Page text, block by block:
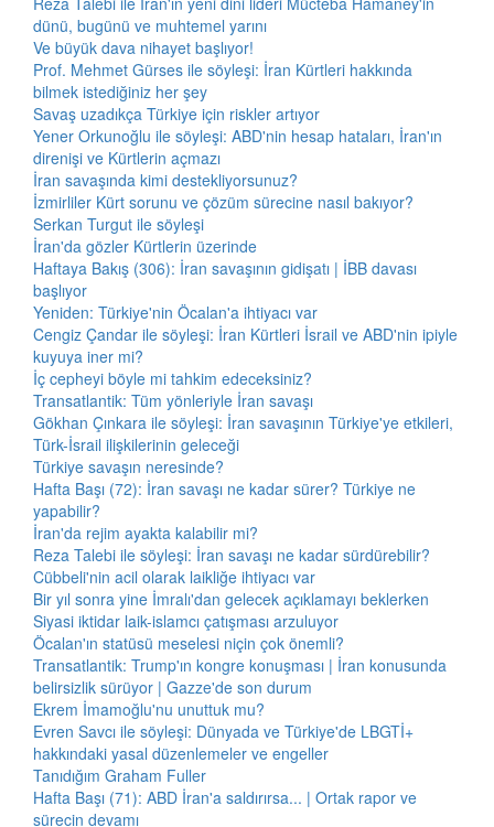
dünü, bugünü ve muhtemel yarını
Ve büyük dava nihayet başlıyor!
Prof. Mehmet Gürses ile söyleşi: İran Kürtleri hakkında
bilmek istediğiniz her şey
Savaş uzadıkça Türkiye için riskler artıyor
Yener Orkunoğlu ile söyleşi: ABD'nin hesap hataları, İran'ın
direnişi ve Kürtlerin açmazı
İran savaşında kimi destekliyorsunuz?
İzmirliler Kürt sorunu ve çözüm sürecine nasıl bakıyor?
Serkan Turgut ile söyleşi
İran'da gözler Kürtlerin üzerinde
Haftaya Bakış (306): İran savaşının gidişatı | İBB davası
başlıyor
Yeniden: Türkiye'nin Öcalan'a ihtiyacı var
Cengiz Çandar ile söyleşi: İran Kürtleri İsrail ve ABD'nin ipiyle
kuyuya iner mi?
İç cepheyi böyle mi tahkim edeceksiniz?
Transatlantik: Tüm yönleriyle İran savaşı
Gökhan Çınkara ile söyleşi: İran savaşının Türkiye'ye etkileri,
Türk-İsrail ilişkilerinin geleceği
Türkiye savaşın neresinde?
Hafta Başı (72): İran savaşı ne kadar sürer? Türkiye ne
yapabilir?
İran'da rejim ayakta kalabilir mi?
Reza Talebi ile söyleşi: İran savaşı ne kadar sürdürebilir?
Cübbeli'nin acil olarak laikliğe ihtiyacı var
Bir yıl sonra yine İmralı'dan gelecek açıklamayı beklerken
Siyasi iktidar laik-islamcı çatışması arzuluyor
Öcalan'ın statüsü meselesi niçin çok önemli?
Transatlantik: Trump'ın kongre konuşması | İran konusunda
belirsizlik sürüyor | Gazze'de son durum
Ekrem İmamoğlu'nu unuttuk mu?
Evren Savcı ile söyleşi: Dünyada ve Türkiye'de LBGTİ+
hakkındaki yasal düzenlemeler ve engeller
Tanıdığım Graham Fuller
Hafta Başı (71): ABD İran'a saldırırsa... | Ortak rapor ve
sürecin devamı